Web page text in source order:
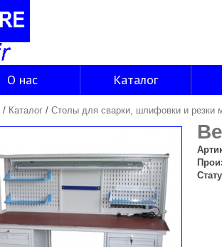
О нас Каталог
/ Каталог / Столы для сварки, шлифовки и резки